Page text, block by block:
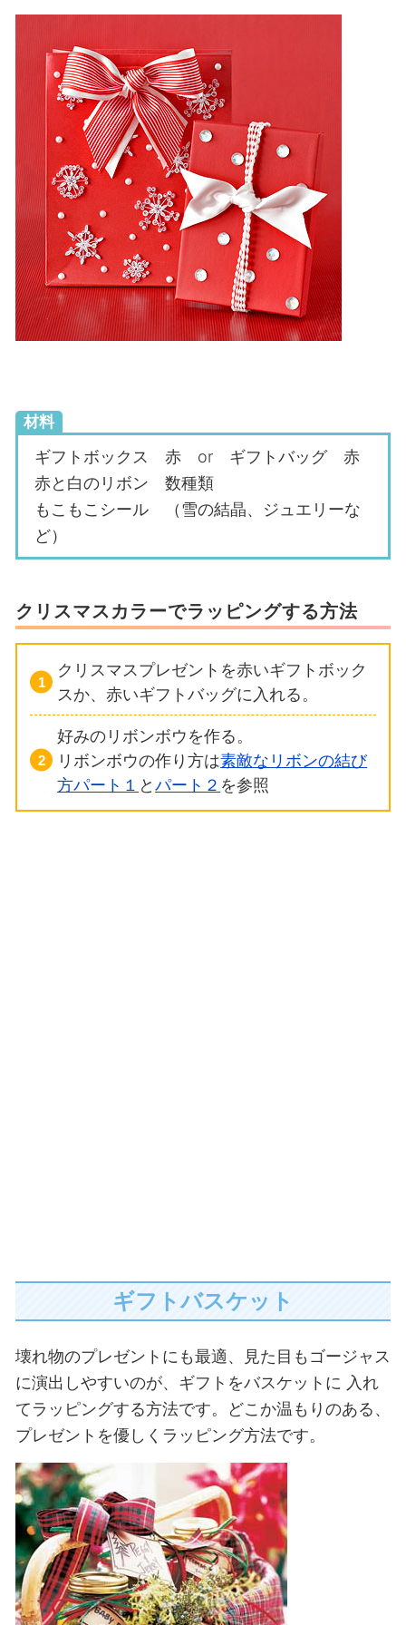
材料
ギフトボックス 赤 or ギフトバッグ 赤
赤と白のリボン 数種類
もこもこシール （雪の結晶、ジュエリーな
ど）
クリスマスカラーでラッピングする方法
クリスマスプレゼントを赤いギフトボック
スか、赤いギフトバッグに入れる。
好みのリボンボウを作る。
リボンボウの作り方は素敵なリボンの結び
方パート１ とパート２ を参照
ギフトバスケット
壊れ物のプレゼントにも最適、見た目もゴージャス
に演出しやすいのが、ギフトをバスケットに 入れ
てラッピングする方法です。どこか温もりのある、
プレゼントを優しくラッピング方法です。